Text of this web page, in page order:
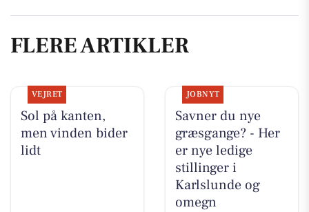
FLERE ARTIKLER
VEJRET
Sol på kanten,
men vinden bider
lidt
JOBNYT
Savner du nye
græsgange? - Her
er nye ledige
stillinger i
Karlslunde og
omegn